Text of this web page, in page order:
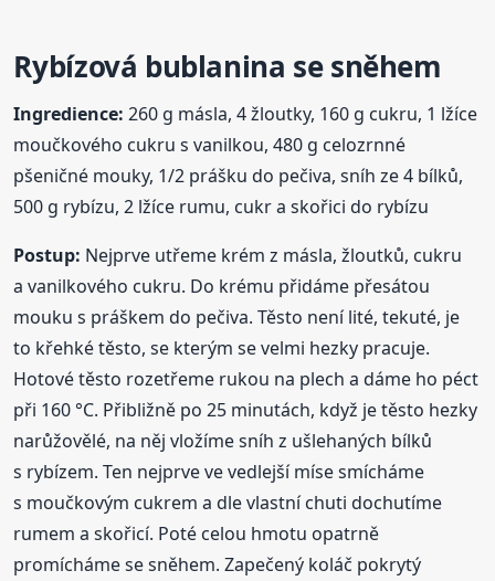
Rybízová bublanina se sněhem
Ingredience: 260 g másla, 4 žloutky, 160 g cukru, 1 lžíce
moučkového cukru s vanilkou, 480 g celozrnné
pšeničné mouky, 1/2 prášku do pečiva, sníh ze 4 bílků,
500 g rybízu, 2 lžíce rumu, cukr a skořici do rybízu
Postup: Nejprve utřeme krém z másla, žloutků, cukru
a vanilkového cukru. Do krému přidáme přesátou
mouku s práškem do pečiva. Těsto není lité, tekuté, je
to křehké těsto, se kterým se velmi hezky pracuje.
Hotové těsto rozetřeme rukou na plech a dáme ho péct
při 160 °C. Přibližně po 25 minutách, když je těsto hezky
narůžovělé, na něj vložíme sníh z ušlehaných bílků
s rybízem. Ten nejprve ve vedlejší míse smícháme
s moučkovým cukrem a dle vlastní chuti dochutíme
rumem a skořicí. Poté celou hmotu opatrně
promícháme se sněhem. Zapečený koláč pokrytý